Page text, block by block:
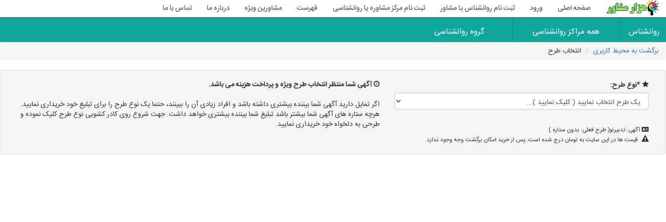
صفحه اصلی ورود ثبت نام روانشناس یا مشاور ثبت نام مرکز مشاوره یا روانشناسی فهرست مشاورین ویژه درباره ما تماس با ما
روانشناس همه مراکز روانشناسی گروه روانشناسی
برگشت به محیط کاربری انتخاب طرح
*نوع طرح:
آگهی: تدبیرنو( طرح فعلی: بدون ستاره )
قیمت ها در این سایت به تومان درج شده است. پس از خرید امکان برگشت وجه وجود ندارد.
آگهی شما منتظر انتخاب طرح ویژه و پرداخت هزینه می باشد.
اگر تمایل دارید آگهی شما بیننده بیشتری داشته باشد و افراد زیادی آن را ببینند، حتما یک نوع طرح را برای تبلیغ خود خریداری نمایید.
هرچه ستاره های آگهی شما بیشتر باشد تبلیغ شما بیننده بیشتری خواهد داشت. جهت شروع روی کادر کشویی نوع طرح کلیک نموده و
طرحی به دلخواه خود خریداری نمایید.